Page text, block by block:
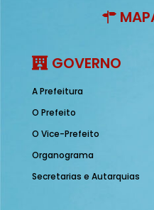
GOVERNO
A Prefeitura
O Prefeito
O Vice-Prefeito
Organograma
Secretarias e Autarquias